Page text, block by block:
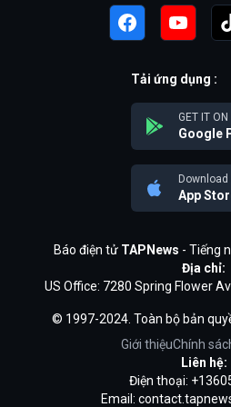
Tải ứng dụng :
GET IT ON
Google
App
Báo điện tử TAPNews - Tiếng
Địa chỉ:
US Office: 7280 Spring Flower
© 1997-2024. Toàn bộ bản
Giới thiệuChính
Liên hệ:
Điện thoại:
Email: